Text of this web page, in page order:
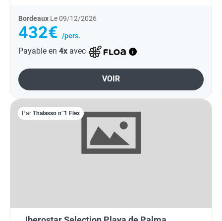
Bordeaux Le 09/12/2026
432€ /pers.
Payable en 4x avec
VOIR
Par Thalasso n°1 Flex